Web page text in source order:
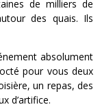
de milliers de
des quais. Ils
absolument
pour vous deux
un repas, des
d’artifice.